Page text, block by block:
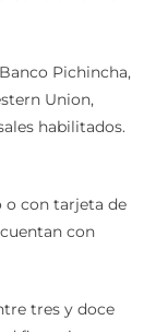
Pichincha,
Union,
habilitados.
o con tarjeta de
con
tres y doce